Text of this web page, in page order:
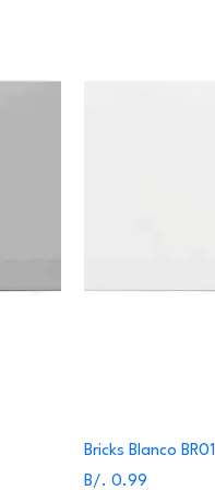
Bricks Blanco BR01
Precio
B/. 0.99